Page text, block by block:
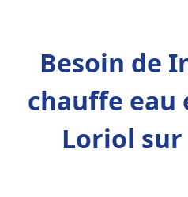
Besoin de
chauffe eau
Loriol sur